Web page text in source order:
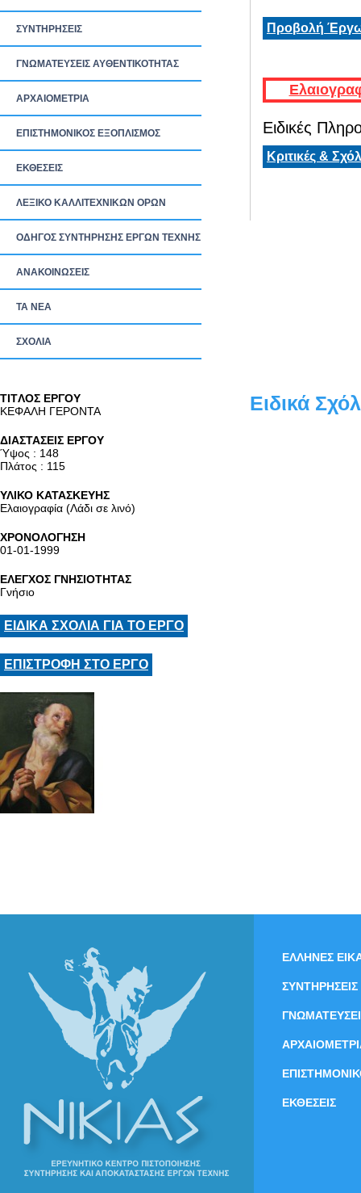
ΣΥΝΤΗΡΗΣΕΙΣ
ΓΝΩΜΑΤΕΥΣΕΙΣ ΑΥΘΕΝΤΙΚΟΤΗΤΑΣ
ΑΡΧΑΙΟΜΕΤΡΙΑ
ΕΠΙΣΤΗΜΟΝΙΚΟΣ ΕΞΟΠΛΙΣΜΟΣ
ΕΚΘΕΣΕΙΣ
ΛΕΞΙΚΟ ΚΑΛΛΙΤΕΧΝΙΚΩΝ ΟΡΩΝ
ΟΔΗΓΟΣ ΣΥΝΤΗΡΗΣΗΣ ΕΡΓΩΝ ΤΕΧΝΗΣ
ΑΝΑΚΟΙΝΩΣΕΙΣ
ΤΑ ΝEΑ
ΣΧΟΛΙΑ
Προβολή
Ειδικές
Κριτικές &
TITΛΟΣ ΕΡΓΟΥ
ΚΕΦΑΛΗ ΓΕΡΟΝΤΑ
ΔΙΑΣΤΑΣΕΙΣ ΕΡΓΟΥ
Ύψος : 148
Πλάτος : 115
ΥΛΙΚΟ ΚΑΤΑΣΚΕΥΗΣ
Ελαιογραφία (Λάδι σε λινό)
ΧΡΟΝΟΛΟΓΗΣΗ
01-01-1999
ΕΛΕΓΧΟΣ ΓΝΗΣΙΟΤΗΤΑΣ
Γνήσιο
ΕΙΔΙΚΑ ΣΧΟΛΙΑ ΓΙΑ ΤΟ ΕΡΓΟ
ΕΠΙΣΤΡΟΦΗ ΣΤΟ ΕΡΓΟ
Ειδικά
ΕΛΛΗΝΕΣ
ΣΥΝΤΗΡΗΣΕΙΣ
ΕΚΘΕΣΕΙΣ